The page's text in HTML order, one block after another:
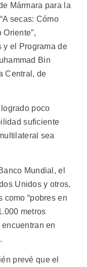
Mármara para la
secas: Cómo
y el Programa de
Bin
Central, de
poco
suficiente
sea
Mundial, el
Unidos y otros,
como “pobres en
metros
en
prevé que el